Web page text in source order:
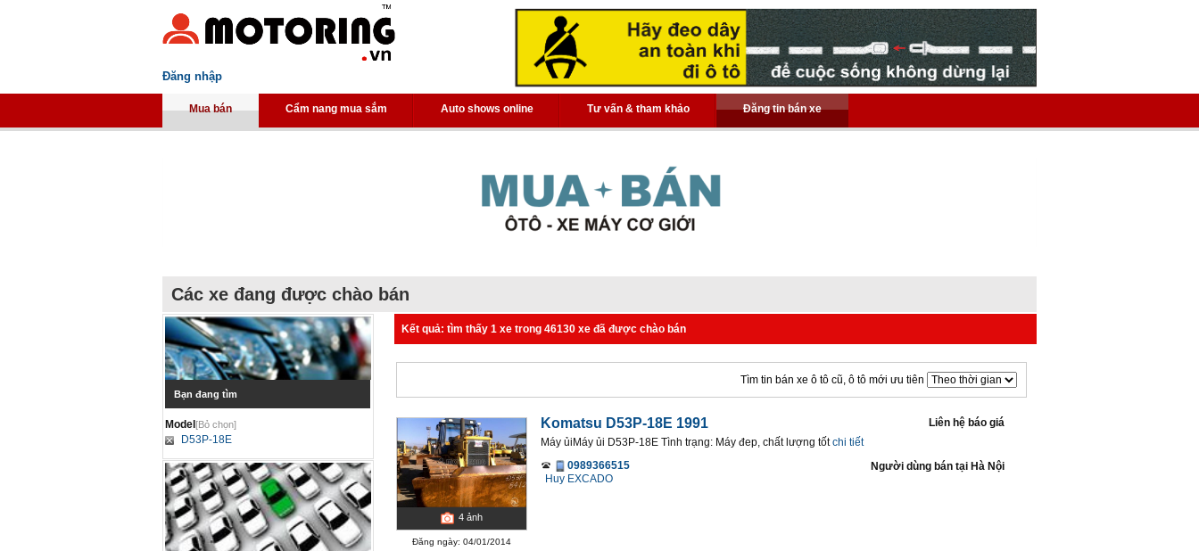
Đăng nhập
Mua bán Cẩm nang mua sắm Auto shows online Tư vấn & tham khảo Đăng tin bán xe
Các xe đang được chào bán
Bạn đang tìm
Model[Bỏ chọn]
D53P-18E
Kết quả: tìm thấy 1 xe trong 46130 xe đã được chào bán
Tìm tin bán xe ô tô cũ, ô tô mới ưu tiên
4 ảnh
Đăng ngày: 04/01/2014
Komatsu D53P-18E 1991
Liên hệ báo giá
Máy ủiMáy ủi D53P-18E Tình trạng: Máy đep, chất lượng tốt chi tiết
0989366515
Huy EXCADO
Người dùng bán tại Hà Nội